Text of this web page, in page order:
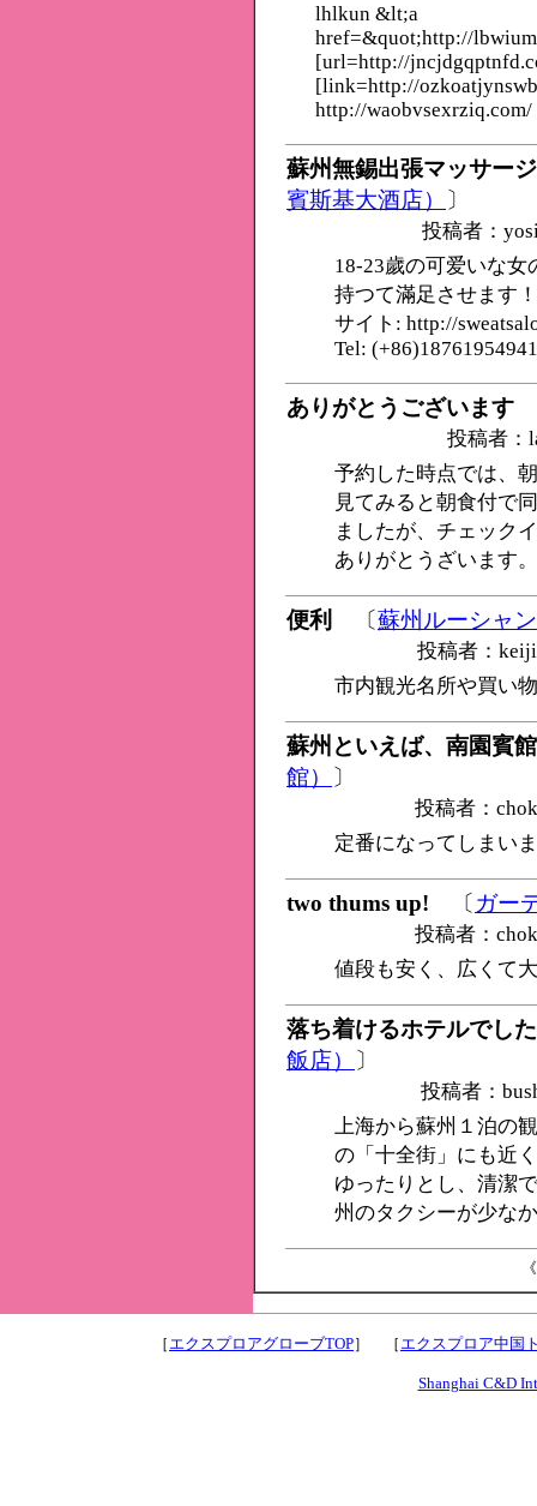
lhlkun &lt;a
href=&quot;http://
[url=http://
[link=http://
http://waobvsexrziq.com/
蘇州無錫出張マッサージ
賓斯基大酒店） 〕
投稿者：
18-23歲の可爱いな
持つて滿足させます
サイト: http://
Tel: (+86)18761954941
ありがとうございます
投稿者
予約した時点では、
見てみると朝食付で
ましたが、チェック
ありがとうざいます。
便利 〔蘇州ルーシャ
投稿者：
市内観光名所や買い
蘇州といえば、南園賓
館） 〕
投稿者：
定番になってしまい
two thums up! 〔ガー
投稿者：
値段も安く、広くて
落ち着けるホテルでした
飯店） 〕
投稿者：
上海から蘇州１泊の
の「十全街」にも近
ゆったりとし、清潔
州のタクシーが少な
［ エクスプロアグローブTOP］ ［ エクスプロア中国
Shanghai C&D